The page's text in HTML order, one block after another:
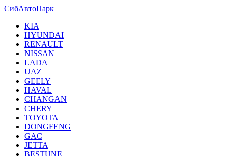
СибАвтоПарк
KIA
HYUNDAI
RENAULT
NISSAN
LADA
UAZ
GEELY
HAVAL
CHANGAN
CHERY
TOYOTA
DONGFENG
GAC
JETTA
BESTUNE